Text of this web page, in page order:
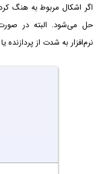
اگر اشکال مربوط به هنگ
حل می‌شود. البته در
نرم‌افزار به شدت از